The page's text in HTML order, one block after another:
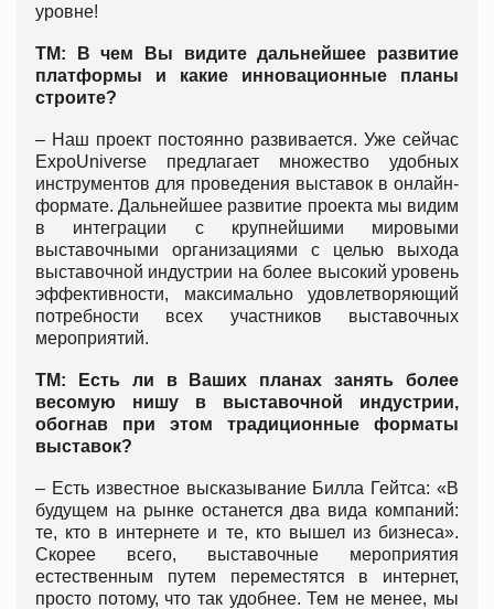
уровне!
ТМ: В чем Вы видите дальнейшее развитие
платформы и какие инновационные планы
строите?
– Наш проект постоянно развивается. Уже сейчас
ExpoUniverse предлагает множество удобных
инструментов для проведения выставок в онлайн-
формате. Дальнейшее развитие проекта мы видим
в интеграции с крупнейшими мировыми
выставочными организациями с целью выхода
выставочной индустрии на более высокий уровень
эффективности, максимально удовлетворяющий
потребности всех участников выставочных
мероприятий.
ТМ: Есть ли в Ваших планах занять более
весомую нишу в выставочной индустрии,
обогнав при этом традиционные форматы
выставок?
– Есть известное высказывание Билла Гейтса: «В
будущем на рынке останется два вида компаний:
те, кто в интернете и те, кто вышел из бизнеса».
Скорее всего, выставочные мероприятия
естественным путем переместятся в интернет,
просто потому, что так удобнее. Тем не менее, мы